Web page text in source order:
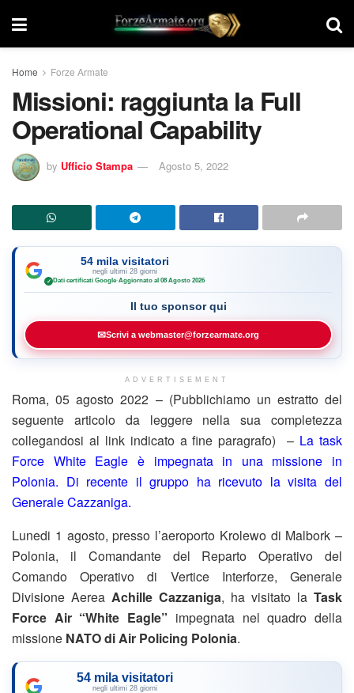
Home Forze Armate
Missioni: raggiunta la Full
Operational Capability
by Ufficio Stampa Agosto 5, 2022
54 mila visitatori
negli ultimi 28 giorni
✓ Dati certificati Google·Aggiornato al 08 Agosto 2026
Il tuo sponsor qui
✉Scrivi a webmaster@forzearmate.org
ADVERTISEMENT
Roma, 05 agosto 2022 – (Pubblichiamo un estratto del
seguente articolo da leggere nella sua completezza
collegandosi al link indicato a fine paragrafo) – La task
Force White Eagle è impegnata in una missione in
Polonia. Di recente il gruppo ha ricevuto la visita del
Generale Cazzaniga.
Lunedi 1 agosto, presso l’aeroporto Krolewo di Malbork –
Polonia, il Comandante del Reparto Operativo del
Comando Operativo di Vertice Interforze, Generale
Divisione Aerea Achille Cazzaniga, ha visitato la Task
Force Air “White Eagle” impegnata nel quadro della
missione NATO di Air Policing Polonia.
54 mila visitatori
negli ultimi 28 giorni